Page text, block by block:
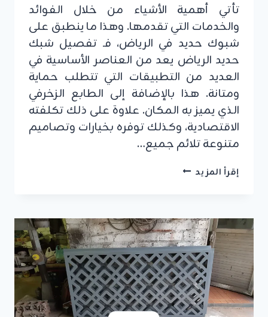
تأتي أهمية الأشياء من خلال الفوائد
والخدمات التي تقدمها. وهذا ما ينطبق على
شبوك حديد في الرياض، فـ تفصيل شبك
حديد الرياض يعد من العناصر الأساسية في
العديد من التطبيقات التي تتطلب حماية
ومتانة. هذا بالإضافة إلى الطابع الزخرفي
الذي يميز به المكان. علاوة على ذلك تكلفته
الاقتصادية، وكذلك توفره بخيارات وتصاميم
متنوعة تلائم جميع…
إقرأ المزيد تفصيل
ت:
0555479146
مقاول
شبوك
حديد
الرياض